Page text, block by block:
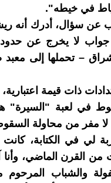
في خيطه".
عن سؤال، أدرك أنه
لا يخرج عن
– تحملها إلى
ذات قيمة
في لعبة
لا مفر من محاولة
لي في الكتابة،
من القرن الماضي،
والشباب